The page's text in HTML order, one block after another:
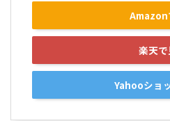
Amazon
楽天で
Yahooショ